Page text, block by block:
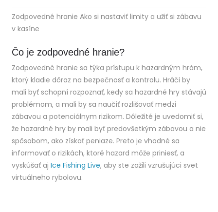
Zodpovedné hranie Ako si nastaviť limity a užiť si zábavu
v kasíne
Čo je zodpovedné hranie?
Zodpovedné hranie sa týka prístupu k hazardným hrám,
ktorý kladie dôraz na bezpečnosť a kontrolu. Hráči by
mali byť schopní rozpoznať, kedy sa hazardné hry stávajú
problémom, a mali by sa naučiť rozlišovať medzi
zábavou a potenciálnym rizikom. Dôležité je uvedomiť si,
že hazardné hry by mali byť predovšetkým zábavou a nie
spôsobom, ako získať peniaze. Preto je vhodné sa
informovať o rizikách, ktoré hazard môže priniesť, a
vyskúšať aj Ice Fishing Live, aby ste zažili vzrušujúci svet
virtuálneho rybolovu.